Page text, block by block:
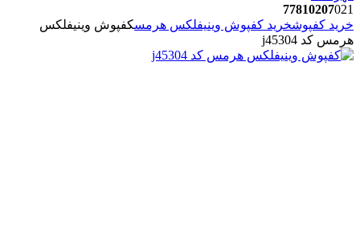
77810207021
خرید کفپوشخرید کفپوش وینیفلکس هرمسکفپوش وینیفلکس
هرمس کد j45304